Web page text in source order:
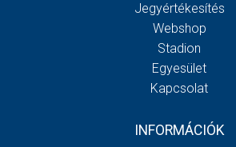
Jegyértékesítés
Webshop
Stadion
Egyesület
Kapcsolat
INFORMÁCIÓK